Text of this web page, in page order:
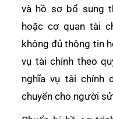
và hồ sơ bổ sung
hoặc cơ quan tài
không đủ thông tin
vụ tài chính theo
nghĩa vụ tài chính
chuyển cho người